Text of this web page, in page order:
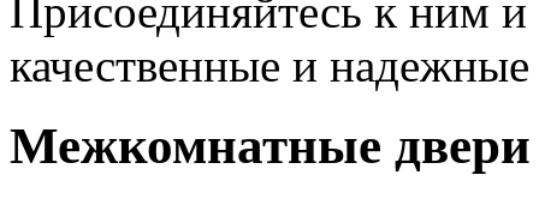
Присоединяйтесь к ним
качественные и
Межкомнатные двери